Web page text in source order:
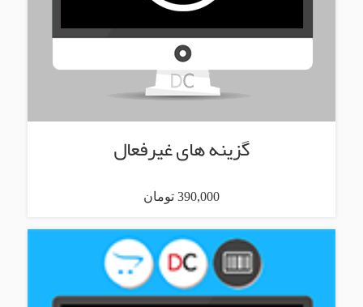
گزینه های غیرفعال
390,000 تومان